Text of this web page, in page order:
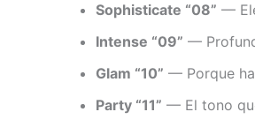
Sophisticate “08” —
Intense “09” —
Glam “10” — Porque
Party “11” — El tono